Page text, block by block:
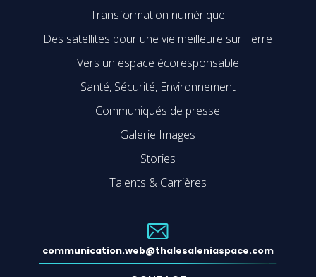
Transformation numérique
Des satellites pour une vie meilleure sur Terre
Vers un espace écoresponsable
Santé, Sécurité, Environnement
Communiqués de presse
Galerie Images
Stories
Talents & Carrières
communication.web@thalesaleniaspace.com